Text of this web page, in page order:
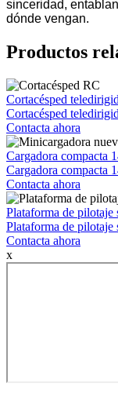
sinceridad,
dónde vengan.
Productos
Cortacésped
Cortacésped
Contacta ahora
Cargadora compacta
Cargadora compacta
Contacta ahora
Plataforma de pilotaje
Plataforma de pilotaje
Contacta ahora
x